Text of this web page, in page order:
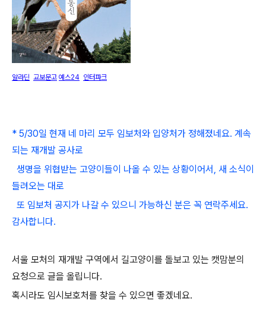
알라딘 교보문고 예스24 인터파크
* 5/30일 현재 네 마리 모두 임보처와 입양처가 정해졌네요. 계속
되는 재개발 공사로
생명을 위협받는 고양이들이 나올 수 있는 상황이어서, 새 소식이
들려오는 대로
또 임보처 공지가 나갈 수 있으니 가능하신 분은 꼭 연락주세요.
감사합니다.
서울 모처의 재개발 구역에서 길고양이를 돌보고 있는 캣맘분의
요청으로 글을 올립니다.
혹시라도 임시보호처를 찾을 수 있으면 좋겠네요.